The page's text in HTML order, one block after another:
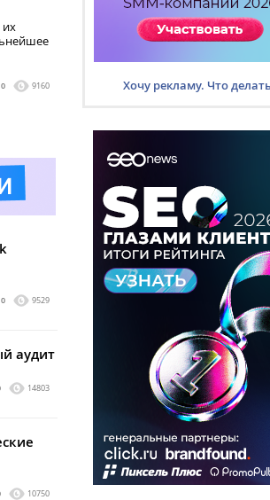
их
0 9160
0 9529
аудит
14803
10750
Хочу рекламу. Что